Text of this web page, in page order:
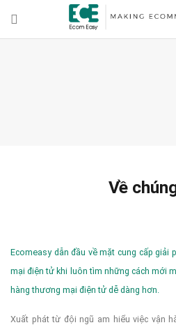
Về
Ecomeasy dẫn đầu về mặt cung cấp giải
mại điện tử khi luôn tìm những cách mới
hàng thương mại điện tử dễ dàng hơn.
Xuất phát từ đội ngũ am hiểu việc vận